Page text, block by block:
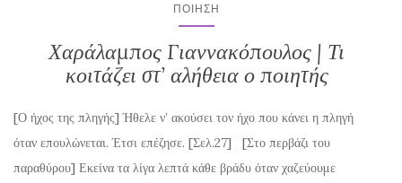
ΠΟΊΗΣΗ
Χαράλαμπος Γιαννακόπουλος | Τι
κοιτάζει στ’ αλήθεια ο ποιητής
[Ο ήχος της πληγής] Ήθελε ν’ ακούσει τον ήχο που κάνει η πληγή
όταν επουλώνεται. Έτσι επέζησε. [Σελ.27] [Στο περβάζι του
παραθύρου] Εκείνα τα λίγα λεπτά κάθε βράδυ όταν χαζεύουμε